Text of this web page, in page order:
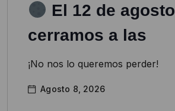
El 12 de agosto
cerramos a las
¡No nos lo queremos perder!
Agosto 8, 2026